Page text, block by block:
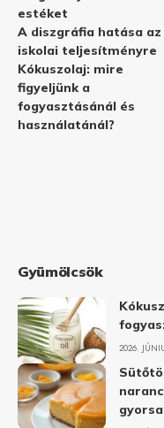
estéket
A diszgráfia hatása az
iskolai teljesítményre
Kókuszolaj: mire
figyeljünk a
fogyasztásánál és
használatánál?
Gyümölcsök
2026.